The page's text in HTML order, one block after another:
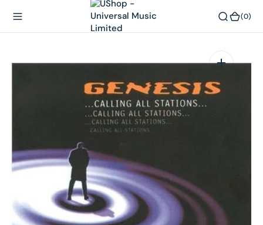
(0)
在
相
簿